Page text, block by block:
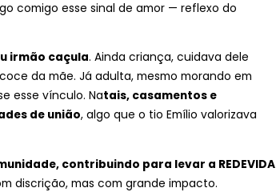
comigo esse sinal de amor — reflexo do
irmão caçula. Ainda criança, cuidava dele
da mãe. Já adulta, mesmo morando em
esse vínculo. Natais, casamentos e
de união, algo que o tio Emílio valorizava
contribuindo para levar a REDEVIDA
discrição, mas com grande impacto.